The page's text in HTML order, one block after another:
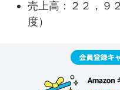
売上高：２２，９
度）